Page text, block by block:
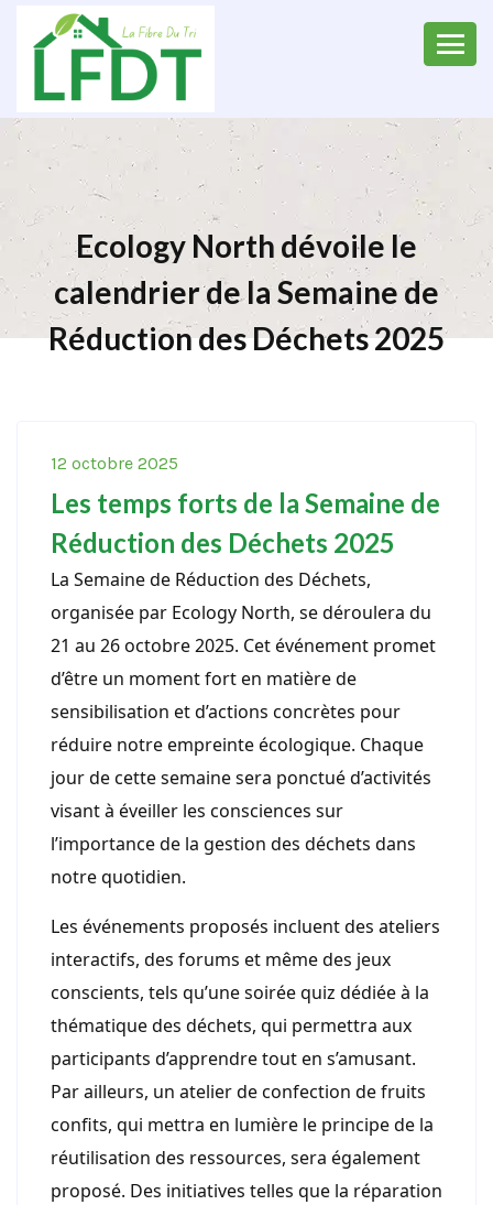
Ecology North dévoile le
calendrier de la Semaine de
Réduction des Déchets 2025
12 octobre 2025
Les temps forts de la Semaine de
Réduction des Déchets 2025
La Semaine de Réduction des Déchets,
organisée par Ecology North, se déroulera du
21 au 26 octobre 2025. Cet événement promet
d’être un moment fort en matière de
sensibilisation et d’actions concrètes pour
réduire notre empreinte écologique. Chaque
jour de cette semaine sera ponctué d’activités
visant à éveiller les consciences sur
l’importance de la gestion des déchets dans
notre quotidien.
Les événements proposés incluent des ateliers
interactifs, des forums et même des jeux
conscients, tels qu’une soirée quiz dédiée à la
thématique des déchets, qui permettra aux
participants d’apprendre tout en s’amusant.
Par ailleurs, un atelier de confection de fruits
confits, qui mettra en lumière le principe de la
réutilisation des ressources, sera également
proposé. Des initiatives telles que la réparation